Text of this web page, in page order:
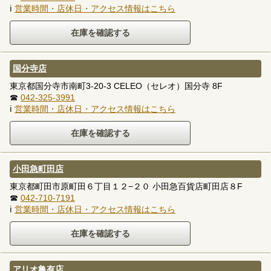
ℹ 営業時間・店休日・アクセス情報はこちら
国分寺店
東京都国分寺市南町3-20-3 CELEO（セレオ）国分寺 8F
☎ 042-325-3991
ℹ 営業時間・店休日・アクセス情報はこちら
小田急町田店
東京都町田市原町田６丁目１２−２０ 小田急百貨店町田店８F
☎ 042-710-7191
ℹ 営業時間・店休日・アクセス情報はこちら